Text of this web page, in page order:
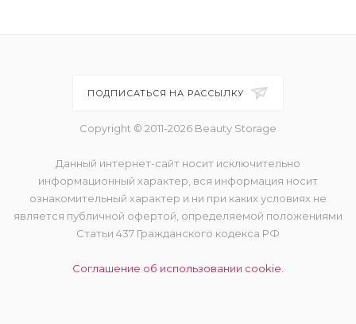
ПОДПИСАТЬСЯ НА РАССЫЛКУ
Copyright © 2011-2026 Beauty Storage
Данный интернет-сайт носит исключительно
информационный характер, вся информация носит
ознакомительный характер и ни при каких условиях не
является публичной офертой, определяемой положениями
Статьи 437 Гражданского кодекса РФ
Соглашение об использовании cookie.